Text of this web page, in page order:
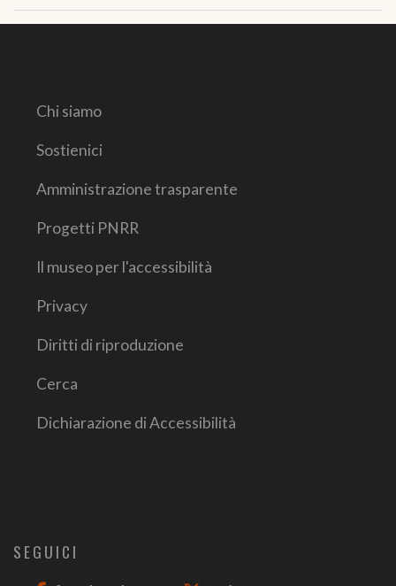
Chi siamo
Sostienici
Amministrazione trasparente
Progetti PNRR
Il museo per l'accessibilità
Privacy
Diritti di riproduzione
Cerca
Dichiarazione di Accessibilità
SEGUICI